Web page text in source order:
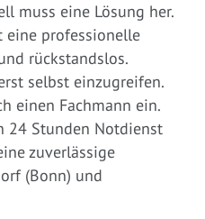
muss eine Lösung her.
professionelle
rückstandslos.
selbst einzugreifen.
einen Fachmann ein.
24 Stunden Notdienst
zuverlässige
(Bonn) und